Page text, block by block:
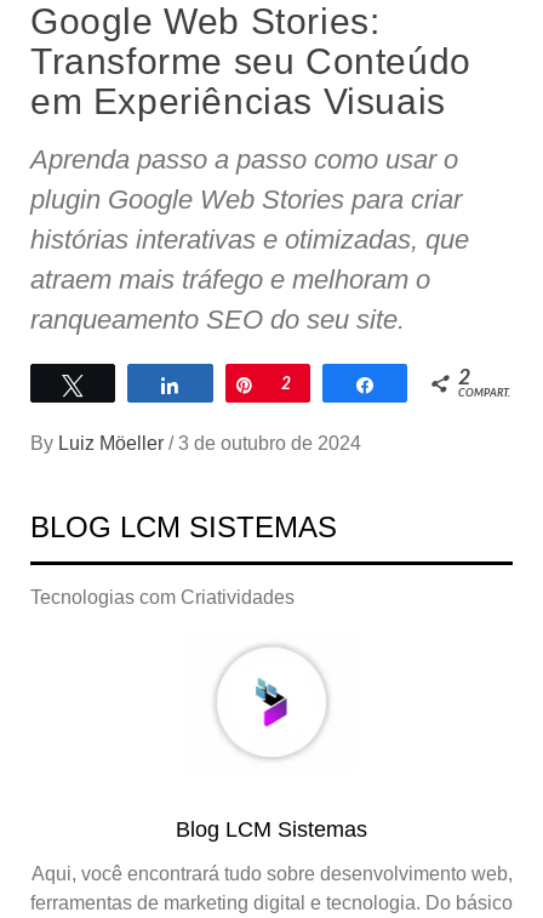
Google Web Stories:
Transforme seu Conteúdo
em Experiências Visuais
Aprenda passo a passo como usar o
plugin Google Web Stories para criar
histórias interativas e otimizadas, que
atraem mais tráfego e melhoram o
ranqueamento SEO do seu site.
Compartilhar
Pin
2 Compartilhar
2
COMPART.
By Luiz Möeller / 3 de outubro de 2024
BLOG LCM SISTEMAS
Tecnologias com Criatividades
Blog LCM Sistemas
Aqui, você encontrará tudo sobre desenvolvimento web,
ferramentas de marketing digital e tecnologia. Do básico